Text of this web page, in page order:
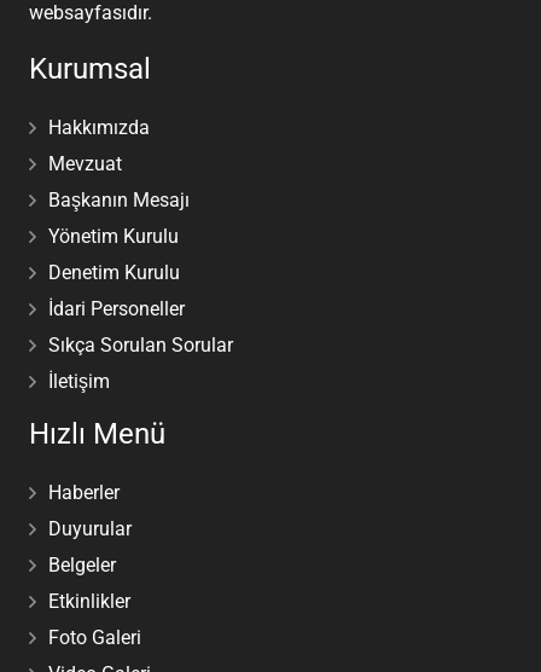
websayfasıdır.
Kurumsal
Hakkımızda
Mevzuat
Başkanın Mesajı
Yönetim Kurulu
Denetim Kurulu
İdari Personeller
Sıkça Sorulan Sorular
İletişim
Hızlı Menü
Haberler
Duyurular
Belgeler
Etkinlikler
Foto Galeri